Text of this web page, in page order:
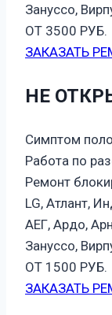
Зануссо,
ОТ 3500 РУБ.
ЗАКАЗАТЬ
НЕ
Симптом
Работа по
Ремонт
LG, Атлант,
АЕГ, Ардо,
Зануссо,
ОТ 1500 РУБ.
ЗАКАЗАТЬ